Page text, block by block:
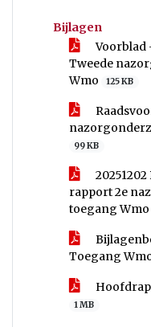
Bijlagen
Voorblad
Tweede
Wmo
125 KB
99 KB
rapport 2e
toegang Wmo
Toegang
1 MB